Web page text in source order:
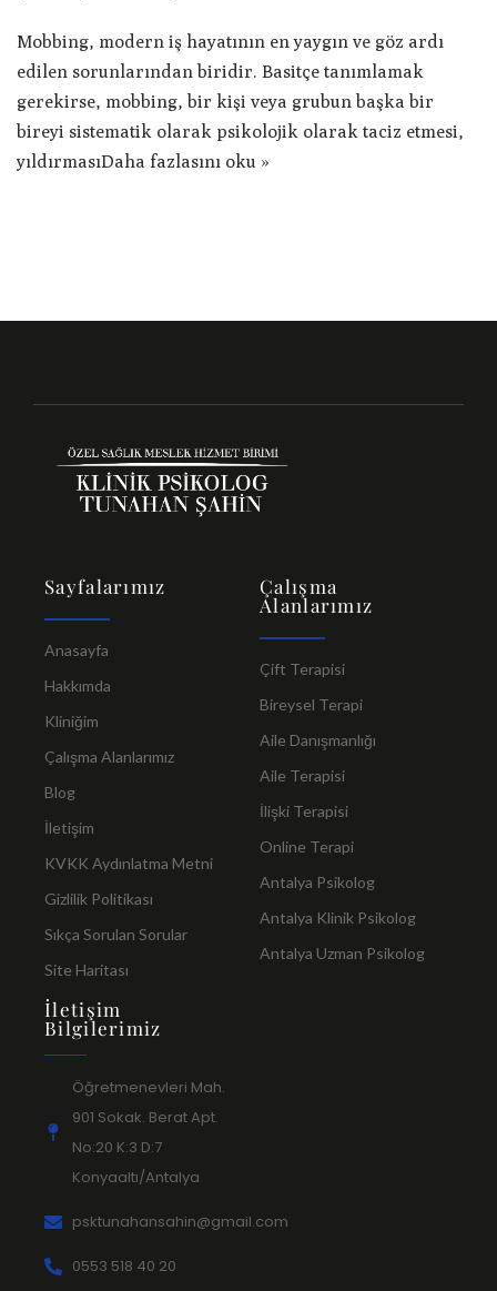
Mobbing, modern iş hayatının en yaygın ve göz ardı
edilen sorunlarından biridir. Basitçe tanımlamak
gerekirse, mobbing, bir kişi veya grubun başka bir
bireyi sistematik olarak psikolojik olarak taciz etmesi,
yıldırmasıDaha fazlasını oku »
Sayfalarımız
Anasayfa
Hakkımda
Kliniğim
Çalışma Alanlarımız
Blog
İletişim
KVKK Aydınlatma Metni
Gizlilik Politikası
Sıkça Sorulan Sorular
Site Haritası
Çalışma
Alanlarımız
Çift Terapisi
Bireysel Terapi
Aile Danışmanlığı
Aile Terapisi
İlişki Terapisi
Online Terapi
Antalya Psikolog
Antalya Klinik Psikolog
Antalya Uzman Psikolog
İletişim
Bilgilerimiz
Öğretmenevleri Mah.
901 Sokak. Berat Apt.
No:20 K:3 D:7
Konyaaltı/Antalya
psktunahansahin@gmail.com
0553 518 40 20